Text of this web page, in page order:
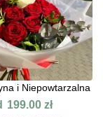
i Niepowtarzalna
199.00zł